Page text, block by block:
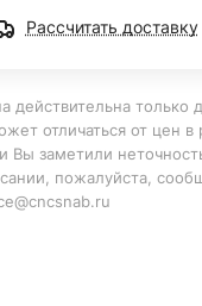
Рассчитать доставку
действительна только
отличаться от цен в
Вы заметили
пожалуйста,